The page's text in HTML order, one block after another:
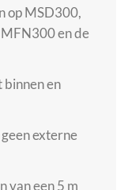
op MSD300,
en de
en
externe
van een 5 m